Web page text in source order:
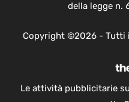
della legge n.
Copyright ©2026 -
Le attività pubblicitarie